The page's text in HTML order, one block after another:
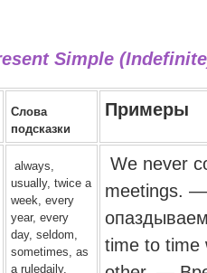
Simple
Слова
подсказки
Примеры
always,
usually, twice a
week, every
year, every
day, seldom,
sometimes, as
a ruledaily,
We never
meetings.
time to time